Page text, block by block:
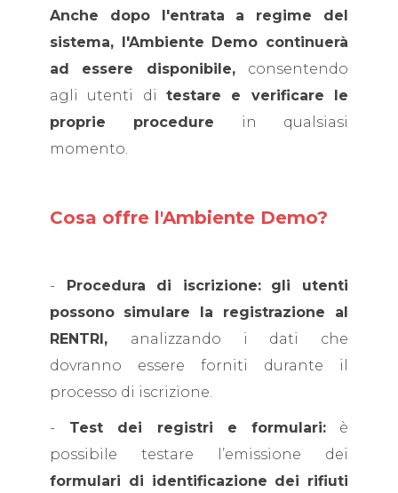
Anche dopo l'entrata a regime del
sistema, l'Ambiente Demo continuerà
ad essere disponibile, consentendo
agli utenti di testare e verificare le
proprie procedure in qualsiasi
momento.
Cosa offre l'Ambiente Demo?
- Procedura di iscrizione:
gli utenti
possono simulare la registrazione al
RENTRI, analizzando i dati che
dovranno essere forniti durante il
processo di iscrizione.
- Test dei registri e formulari:è
possibile testare l’emissione dei
formulari di identificazione dei rifiuti